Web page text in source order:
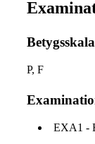
Betygsskala
P, F
EXA1 -